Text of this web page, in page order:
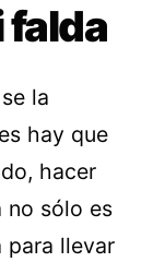
falda
la
hay que
hacer
no sólo es
para llevar